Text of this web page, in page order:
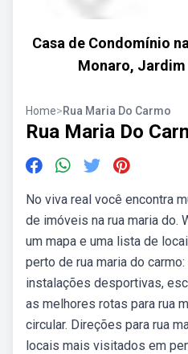
Casa de Condomínio
Monaro, Jardim
Home>Rua Maria Do Carmo
Rua Maria Do
No viva real você encontra
de imóveis na rua maria do.
um mapa e uma lista de
perto de rua maria do
instalações desportivas,
as melhores rotas para rua
circular. Direções para rua
locais mais visitados em